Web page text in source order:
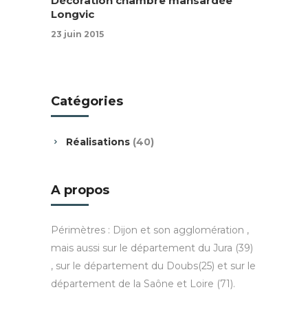
Longvic
23 juin 2015
Catégories
Réalisations (40)
A propos
Périmètres : Dijon et son agglomération ,
mais aussi sur le département du Jura (39)
, sur le département du Doubs(25) et sur le
département de la Saône et Loire (71).